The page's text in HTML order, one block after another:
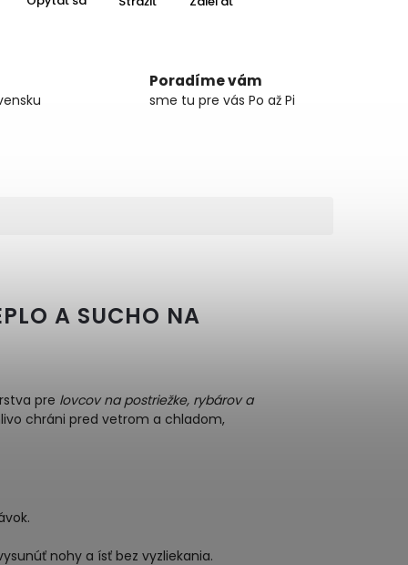
Poradíme vám
sme tu pre vás Po až Pi
A SUCHO NA
pre lovcov na postriežke, rybárov a
chráni pred vetrom a chladom,
nohy a ísť bez vyzliekania.